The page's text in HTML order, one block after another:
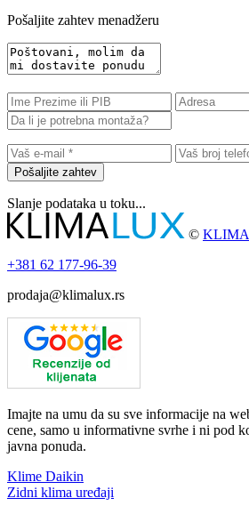
Pošaljite zahtev menadžeru
Pošaljite zahtev
Slanje podataka u toku...
©
+381 62 177-96-39
prodaja@klimalux.rs
Imajte na umu da su sve informacije na
cene, samo u informativne svrhe i ni pod
javna ponuda.
Klime Daikin
Zidni klima uređaji